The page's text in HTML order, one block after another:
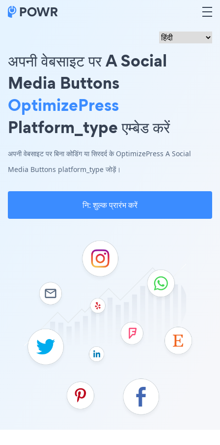
अपनी वेबसाइट पर A Social
Media Buttons
OptimizePress
Platform_type एम्बेड करें
अपनी वेबसाइट पर बिना कोडिंग या सिरदर्द के OptimizePress A Social
Media Buttons platform_type जोड़ें।
नि: शुल्क प्रारंभ करें